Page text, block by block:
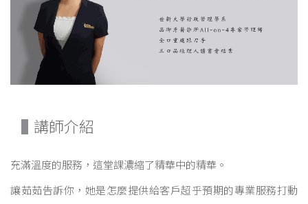
講師介紹
充滿溫度的服務，這堂課濃縮了精華中的精華。
讓茹茹告訴你，她是怎麼提供給客戶超乎預期的專業服務打動